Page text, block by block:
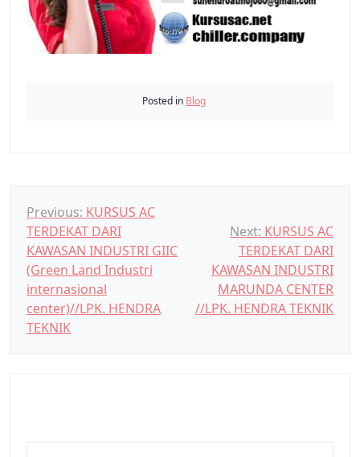
Posted in Blog
N
a
v
i
g
a
Previous: KURSUS AC
TERDEKAT DARI
KAWASAN INDUSTRI GIIC
(Green Land Industri
internasional
center)//LPK. HENDRA
TEKNIK
Next: KURSUS AC
TERDEKAT DARI
KAWASAN INDUSTRI
MARUNDA CENTER
//LPK. HENDRA TEKNIK